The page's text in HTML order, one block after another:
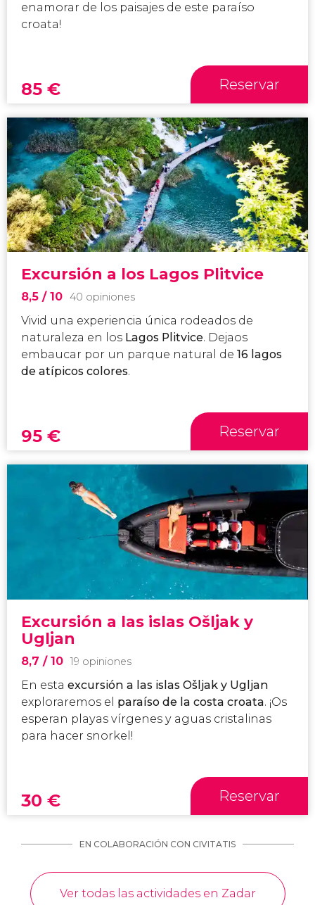
enamorar de los paisajes de este paraíso
croata!
85 € Reservar
Excursión a los Lagos Plitvice
8,5 / 10 40 opiniones
Vivid una experiencia única rodeados de
naturaleza en los Lagos Plitvice. Dejaos
embaucar por un parque natural de 16 lagos
de atípicos colores.
95 € Reservar
Excursión a las islas Ošljak y
Ugljan
8,7 / 10 19 opiniones
En esta excursión a las islas Ošljak y Ugljan
exploraremos el paraíso de la costa croata. ¡Os
esperan playas vírgenes y aguas cristalinas
para hacer snorkel!
30 € Reservar
EN COLABORACIÓN CON CIVITATIS
Ver todas las actividades en Zadar